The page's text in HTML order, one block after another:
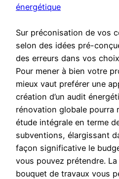
énergétique
Sur préconisation de vos
selon des idées pré-
des erreurs dans vos
Pour mener à bien votre
mieux vaut preférer une
création d’un audit
rénovation globale pourra
étude intégrale en terme
subventions, élargissant
façon significative le
vous pouvez prétendre. La
bouquet de travaux vous